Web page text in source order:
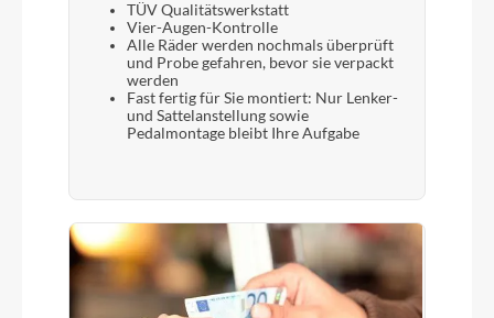
TÜV Qualitätswerkstatt
Vier-Augen-Kontrolle
Alle Räder werden nochmals überprüft
und Probe gefahren, bevor sie verpackt
werden
Fast fertig für Sie montiert: Nur Lenker-
und Sattelanstellung sowie
Pedalmontage bleibt Ihre Aufgabe